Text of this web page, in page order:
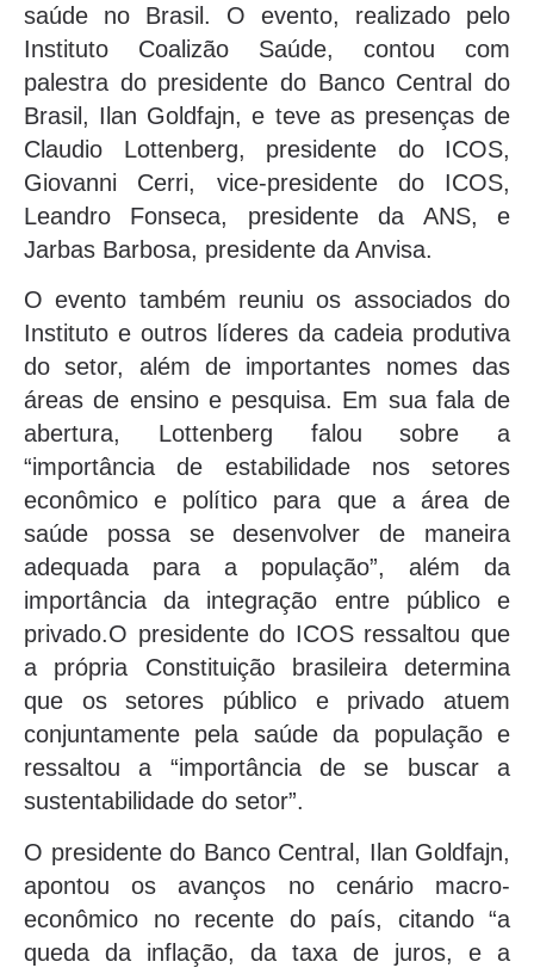
saúde no Brasil. O evento, realizado pelo
Instituto Coalizão Saúde, contou com
palestra do presidente do Banco Central do
Brasil, Ilan Goldfajn, e teve as presenças de
Claudio Lottenberg, presidente do ICOS,
Giovanni Cerri, vice-presidente do ICOS,
Leandro Fonseca, presidente da ANS, e
Jarbas Barbosa, presidente da Anvisa.
O evento também reuniu os associados do
Instituto e outros líderes da cadeia produtiva
do setor, além de importantes nomes das
áreas de ensino e pesquisa. Em sua fala de
abertura, Lottenberg falou sobre a
“importância de estabilidade nos setores
econômico e político para que a área de
saúde possa se desenvolver de maneira
adequada para a população”, além da
importância da integração entre público e
privado.O presidente do ICOS ressaltou que
a própria Constituição brasileira determina
que os setores público e privado atuem
conjuntamente pela saúde da população e
ressaltou a “importância de se buscar a
sustentabilidade do setor”.
O presidente do Banco Central, Ilan Goldfajn,
apontou os avanços no cenário macro-
econômico no recente do país, citando “a
queda da inflação, da taxa de juros, e a